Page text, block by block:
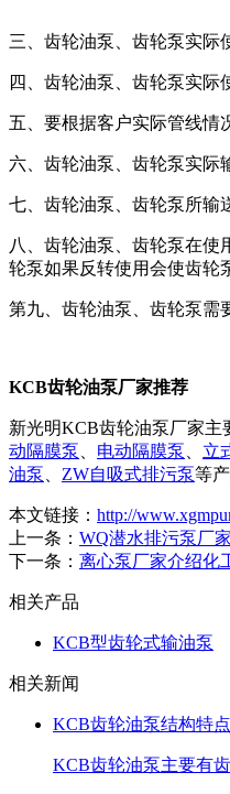
三、齿轮油泵、齿轮泵实际
四、齿轮油泵、齿轮泵实际
五、要根据客户实际管线情
六、齿轮油泵、齿轮泵实际
七、齿轮油泵、齿轮泵所输
八、齿轮油泵、齿轮泵在使
轮泵如果反转使用会使齿轮
第九、齿轮油泵、齿轮泵需
KCB齿轮油泵厂家推荐
新光明KCB齿轮油泵厂家主
动隔膜泵
电动隔膜泵 立
油泵
ZW自吸式排污泵等
本文链接： http://
上一条： WQ潜水排污泵厂
下一条： 离心泵厂家介绍化
相关产品
KCB型齿轮式输油泵
相关新闻
KCB齿轮油泵结构特点
KCB齿轮油泵主要有